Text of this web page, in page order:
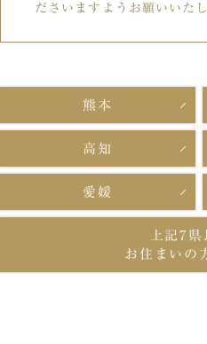
ださいますようお願いいた
熊本
高知
愛媛
上記7
お住まいの